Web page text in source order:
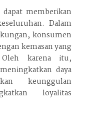
memberikan
Dalam
konsumen
kemasan yang
karena itu,
daya
keunggulan
loyalitas